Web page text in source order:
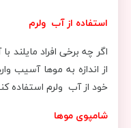
استفاده از آب ولرم
اگر چه برخی افراد
از اندازه به موها آسیب
خود از آب ولرم استفاده
شامپوی موها